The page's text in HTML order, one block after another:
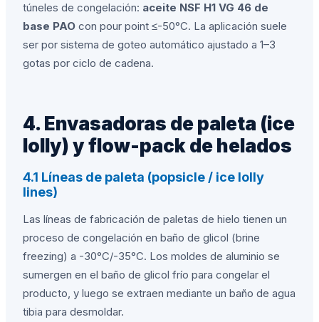
túneles de congelación: aceite NSF H1 VG 46 de
base PAO con pour point ≤-50°C. La aplicación suele
ser por sistema de goteo automático ajustado a 1–3
gotas por ciclo de cadena.
4. Envasadoras de paleta (ice
lolly) y flow-pack de helados
4.1 Líneas de paleta (popsicle / ice lolly
lines)
Las líneas de fabricación de paletas de hielo tienen un
proceso de congelación en baño de glicol (brine
freezing) a -30°C/-35°C. Los moldes de aluminio se
sumergen en el baño de glicol frío para congelar el
producto, y luego se extraen mediante un baño de agua
tibia para desmoldar.